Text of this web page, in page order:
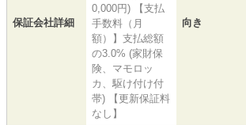
保証会社詳細
0,000円) 【支払
手数料（月
額）】支払総額
の3.0% (家財保
険、マモロッ
カ、駆け付け付
帯) 【更新保証料
なし】
向き